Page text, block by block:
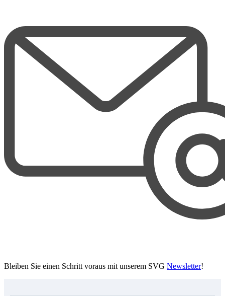
Bleiben Sie einen Schritt voraus mit unserem SVG Newsletter!